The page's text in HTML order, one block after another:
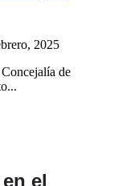
2025
de
el